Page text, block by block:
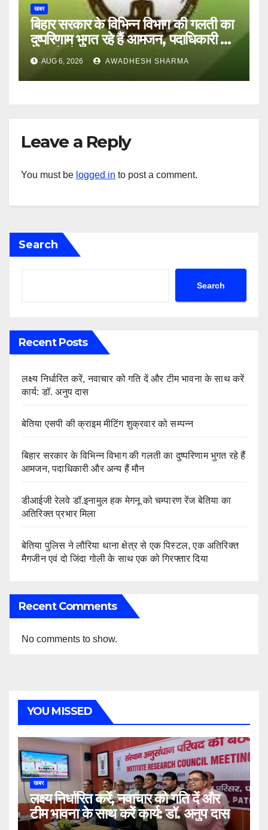
खबर
बिहार सरकार के विभिन्न विभाग की गलती का
दुष्परिणाम भुगत रहे हैं आमजन, पदाधिकारी और
अन्य हैं मौन
AUG 6, 2026 AWADHESH SHARMA
Leave a Reply
You must be logged in to post a comment.
Search
Search
Recent Posts
लक्ष्य निर्धारित करें, नवाचार को गति दें और टीम भावना के साथ करें
कार्य: डॉ. अनुप दास
बेतिया एसपी की क्राइम मीटिंग शुक्रवार को सम्पन्न
बिहार सरकार के विभिन्न विभाग की गलती का दुष्परिणाम भुगत रहे हैं
आमजन, पदाधिकारी और अन्य हैं मौन
डीआईजी रेलवे डॉ.इनामुल हक मेगनू को चम्पारण रेंज बेतिया का
अतिरिक्त प्रभार मिला
बेतिया पुलिस ने लौरिया थाना क्षेत्र से एक पिस्टल, एक अतिरिक्त
मैगजीन एवं दो जिंदा गोली के साथ एक को गिरफ्तार दिया
Recent Comments
No comments to show.
YOU MISSED
खबर
लक्ष्य निर्धारित करें, नवाचार को गति दें और
टीम भावना के साथ करें कार्य: डॉ. अनुप दास